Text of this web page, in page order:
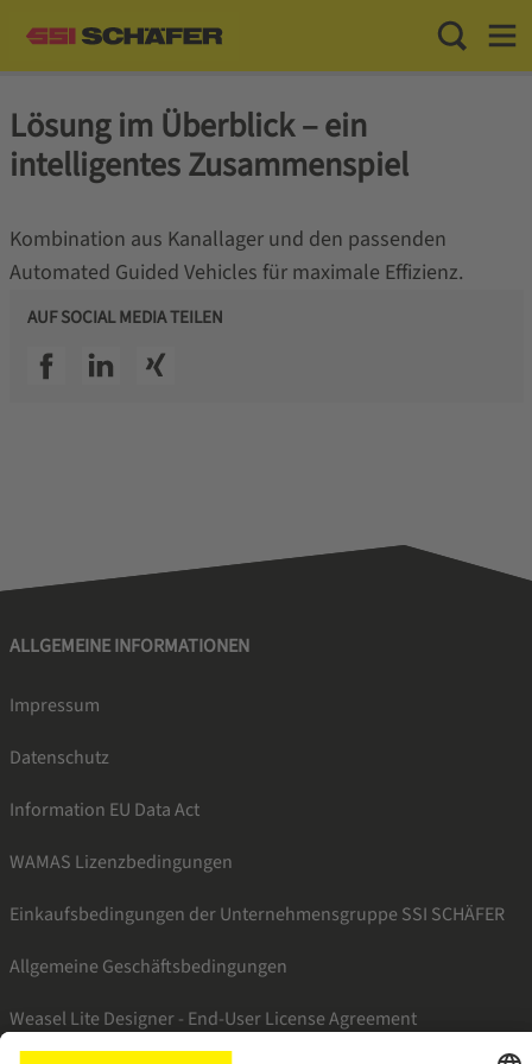
Toggle
Lösung im Überblick – ein
intelligentes Zusammenspiel
Kombination aus Kanallager und den passenden
Automated Guided Vehicles für maximale Effizienz.
AUF SOCIAL MEDIA TEILEN
SSI facebook
SSI linkedin
SSI xing
ALLGEMEINE INFORMATIONEN
Impressum
Datenschutz
Information EU Data Act
WAMAS Lizenzbedingungen
Einkaufsbedingungen der Unternehmensgruppe SSI SCHÄFER
Allgemeine Geschäftsbedingungen
Weasel Lite Designer - End-User License Agreement